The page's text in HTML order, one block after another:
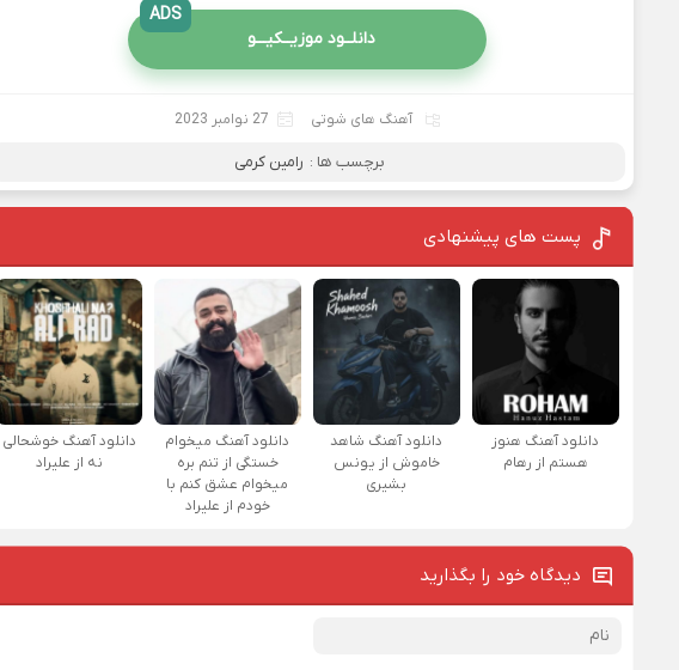
دانلــود موزیــکیـــو
ADS
آهنگ های شوتی 27 نوامبر 2023
برچسب ها : رامین کرمی
پست های پیشنهادی
دانلود آهنگ هنوز
هستم از رهام
دانلود آهنگ شاهد
خاموش از یونس
بشیری
دانلود آهنگ میخوام
خستگی از تنم بره
میخوام عشق کنم با
خودم از علیراد
دانلود آهنگ خوشحالی
نه از علیراد
دیدگاه خود را بگذارید